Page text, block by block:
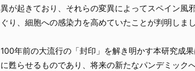
異が起きており、それらの変異によってスペイン風
ぐり、細胞への感染力を高めていたことが判明しまし
100年前の大流行の「封印」を解き明かす本研究成
に甦らせるものであり、将来の新たなパンデミック